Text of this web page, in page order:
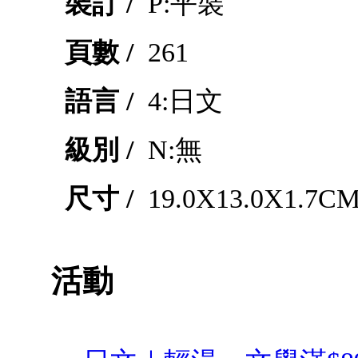
頁數 / 261
語言 / 4:日文
級別 / N:無
尺寸 /
活動